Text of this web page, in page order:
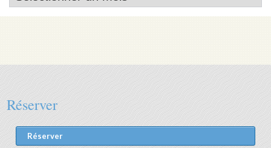
Réserver
Réserver